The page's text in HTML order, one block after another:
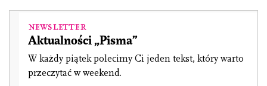
Newsletter
Aktualności „Pisma”
W każdy piątek polecimy Ci jeden tekst, który warto
przeczytać w weekend.